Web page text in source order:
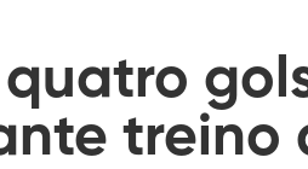
treino